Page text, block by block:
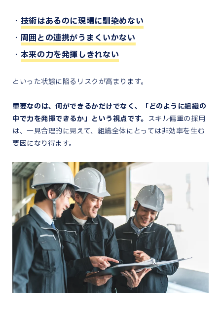
技術はあるのに現場に馴染めない
周囲との連携がうまくいかない
本来の力を発揮しきれない
といった状態に陥るリスクが高まります。
重要なのは、何ができるかだけでなく、「どのように組織の
中で力を発揮できるか」という視点です。 スキル偏重の採用
は、一見合理的に見えて、組織全体にとっては非効率を生む
要因になり得ます。